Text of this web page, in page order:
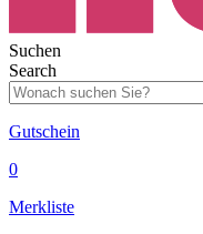
Suchen
Search
Gutschein
0
Merkliste